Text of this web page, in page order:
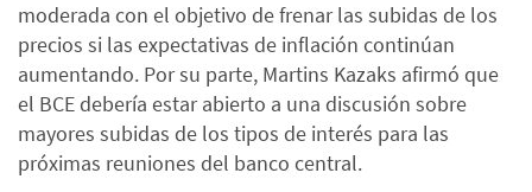
moderada con el objetivo de frenar las subidas de los
precios si las expectativas de inflación continúan
aumentando. Por su parte, Martins Kazaks afirmó que
el BCE debería estar abierto a una discusión sobre
mayores subidas de los tipos de interés para las
próximas reuniones del banco central.